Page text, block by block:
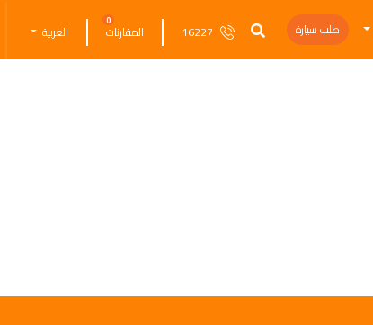
طلب سيارة 16227 المقارنات
0
العربية